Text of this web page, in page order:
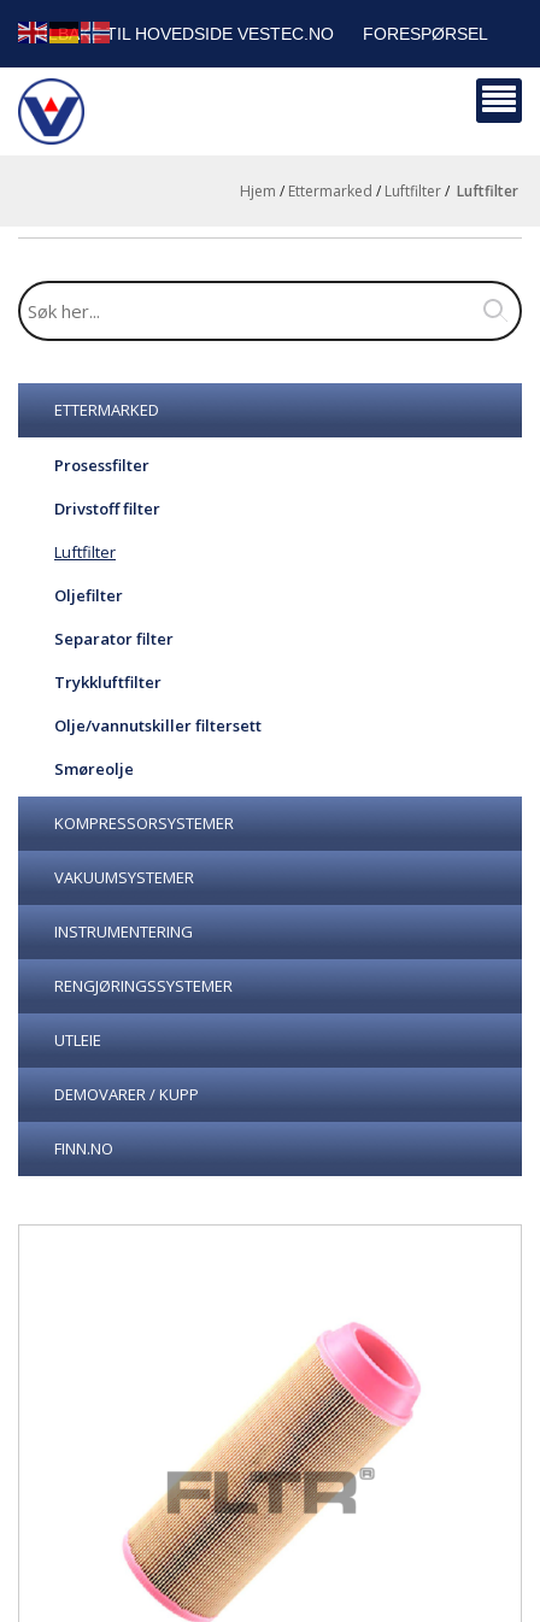
TILBAKE TIL HOVEDSIDE VESTEC.NO FORESPØRSEL
HANDLEVOGN
BEDRIFTSKUNDER
Hjem / Ettermarked / Luftfilter/ luftfilter
ETTERMARKED
Prosessfilter
Drivstoff filter
Luftfilter
Oljefilter
Separator filter
Trykkluftfilter
Olje/vannutskiller filtersett
Smøreolje
KOMPRESSORSYSTEMER
VAKUUMSYSTEMER
INSTRUMENTERING
RENGJØRINGSSYSTEMER
UTLEIE
DEMOVARER / KUPP
FINN.NO